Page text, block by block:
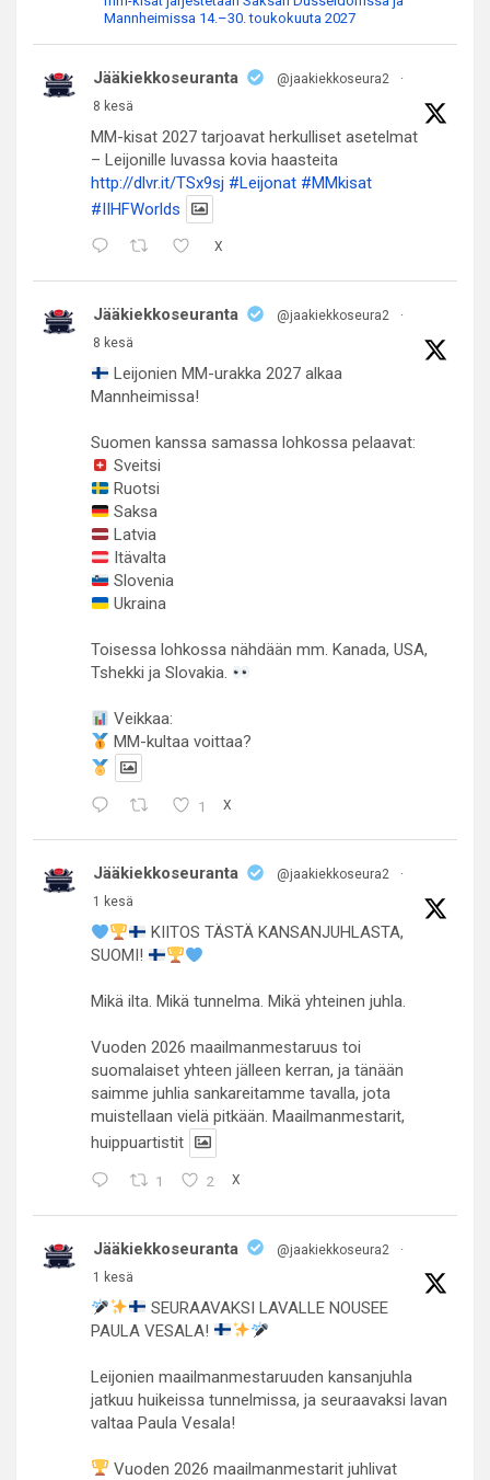
Mannheimissa 14.–30. toukokuuta 2027
Jääkiekkoseuranta @jaakiekkoseura2
·
8 kesä
MM-kisat 2027 tarjoavat herkulliset asetelmat
– Leijonille luvassa kovia haasteita
http://dlvr.it/TSx9sj #Leijonat #MMkisat
#IIHFWorlds
X
Jääkiekkoseuranta @jaakiekkoseura2
·
8 kesä
Leijonien MM-urakka 2027 alkaa
Mannheimissa!
Suomen kanssa samassa lohkossa pelaavat:
Sveitsi
Ruotsi
Saksa
Latvia
Itävalta
Slovenia
Ukraina
Toisessa lohkossa nähdään mm. Kanada, USA,
Tshekki ja Slovakia.
Veikkaa:
MM-kultaa voittaa?
1 X
Jääkiekkoseuranta @jaakiekkoseura2
·
1 kesä
KIITOS TÄSTÄ KANSANJUHLASTA,
SUOMI!
Mikä ilta. Mikä tunnelma. Mikä yhteinen juhla.
Vuoden 2026 maailmanmestaruus toi
suomalaiset yhteen jälleen kerran, ja tänään
saimme juhlia sankareitamme tavalla, jota
muistellaan vielä pitkään. Maailmanmestarit,
huippuartistit
1 2 X
Jääkiekkoseuranta @jaakiekkoseura2
·
1 kesä
SEURAAVAKSI LAVALLE NOUSEE
PAULA VESALA!
Leijonien maailmanmestaruuden kansanjuhla
jatkuu huikeissa tunnelmissa, ja seuraavaksi lavan
valtaa Paula Vesala!
Vuoden 2026 maailmanmestarit juhlivat